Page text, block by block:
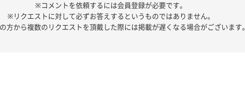
※コメントを依頼するには会員登録が必要です。
※リクエストに対して必ずお答えするというものではありません。
方から複数のリクエストを頂戴した際には掲載が遅くなる場合がございます。